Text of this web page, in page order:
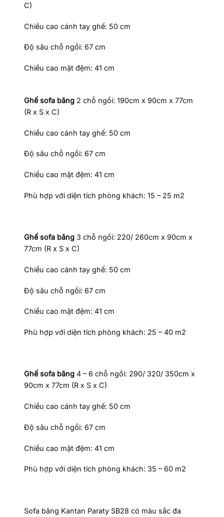
C)
Chiều cao cánh tay ghế: 50 cm
Độ sâu chỗ ngồi: 67 cm
Chiều cao mặt đệm: 41 cm
Ghế sofa băng 2 chỗ ngồi: 190cm x 90cm x 77cm
(R x S x C)
Chiều cao cánh tay ghế: 50 cm
Độ sâu chỗ ngồi: 67 cm
Chiều cao mặt đệm: 41 cm
Phù hợp với diện tích phòng khách: 15 – 25 m2
Ghế sofa băng 3 chỗ ngồi: 220/ 260cm x 90cm x
77cm (R x S x C)
Chiều cao cánh tay ghế: 50 cm
Độ sâu chỗ ngồi: 67 cm
Chiều cao mặt đệm: 41 cm
Phù hợp với diện tích phòng khách: 25 – 40 m2
Ghế sofa băng 4 – 6 chỗ ngồi: 290/ 320/ 350cm x
90cm x 77cm (R x S x C)
Chiều cao cánh tay ghế: 50 cm
Độ sâu chỗ ngồi: 67 cm
Chiều cao mặt đệm: 41 cm
Phù hợp với diện tích phòng khách: 35 – 60 m2
Sofa băng Kantan Paraty SB28 có màu sắc đa